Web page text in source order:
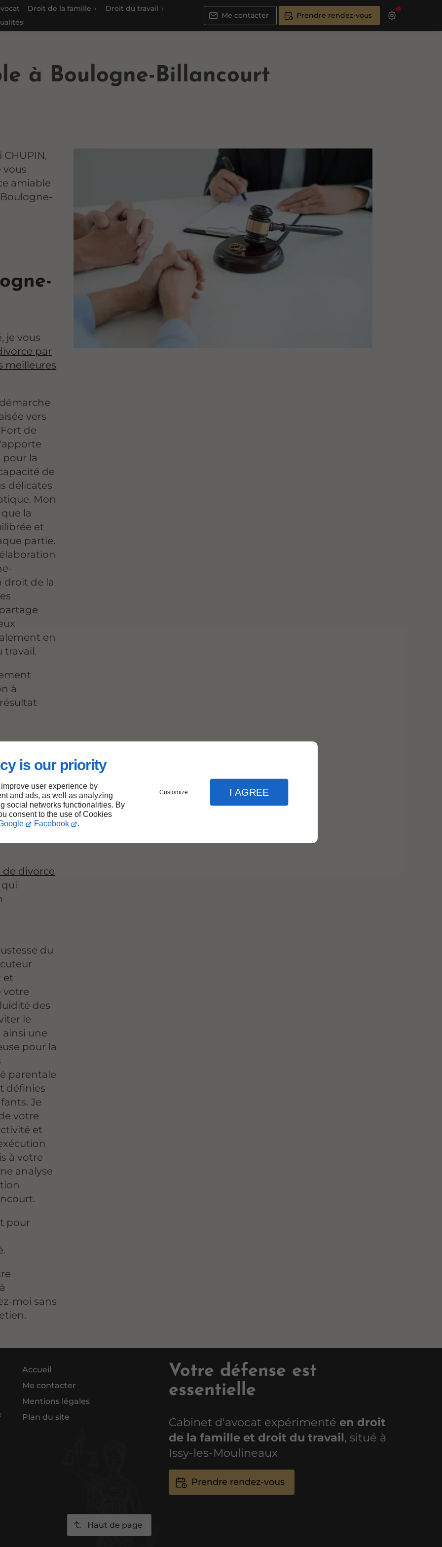
is our priority
user experience by
and ads, as well as analyzing
social networks functionalities. By
consent to the use of Cookies
Facebook .
Customize I AGREE
Droit de la famille
Droit du travail
Me contacter Prendre rendez-vous
à Boulogne-Billancourt
vous
amiable
je vous
par
meilleures
vers
de
la
de
délicates
Mon
la
et
partie.
droit de la
en
travail.
à
divorce
du
et
votre
des
le
une
pour la
parentale
définies
Je
votre
et
à votre
analyse
pour
moi sans
Accueil
Me contacter
Mentions légales
Plan du site
Votre défense est
essentielle
Cabinet d'avocat expérimenté en droit
de la famille et droit du travail, situé à
Issy-les-Moulineaux
Prendre rendez-vous
Haut de page